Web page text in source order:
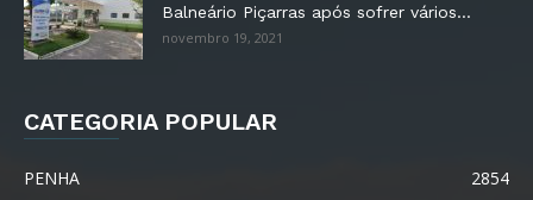
Balneário Piçarras após sofrer vários...
novembro 19, 2021
CATEGORIA POPULAR
PENHA
2854